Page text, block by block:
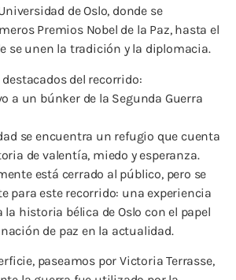
de Oslo, donde se
Premios Nobel de la Paz, hasta el
se unen la tradición y la diplomacia.
del recorrido:
a un búnker de la Segunda Guerra
se encuentra un refugio que cuenta
de valentía, miedo y esperanza.
está cerrado al público, pero se
para este recorrido: una experiencia
historia bélica de Oslo con el papel
de paz en la actualidad.
paseamos por Victoria Terrasse,